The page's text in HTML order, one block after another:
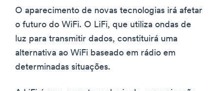
O aparecimento de novas tecnologias irá afetar
o futuro do WiFi. O LiFi, que utiliza ondas de
luz para transmitir dados, constituirá uma
alternativa ao WiFi baseado em rádio em
determinadas situações.